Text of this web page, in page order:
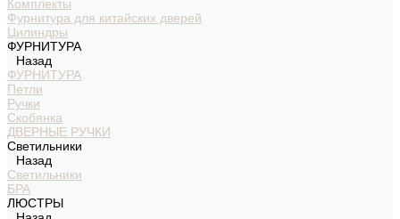
Комплекты
Фурнитура для китайских дверей
Цилиндры
ФУРНИТУРА
Назад
ФУРНИТУРА
Петли
Ручки
Скобянка
ДВЕРНЫЕ РУЧКИ
Светильники
Назад
Светильники
БРА
ЛЮСТРЫ